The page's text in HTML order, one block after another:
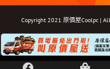
Copyright 2021 原價屋Coolpc |